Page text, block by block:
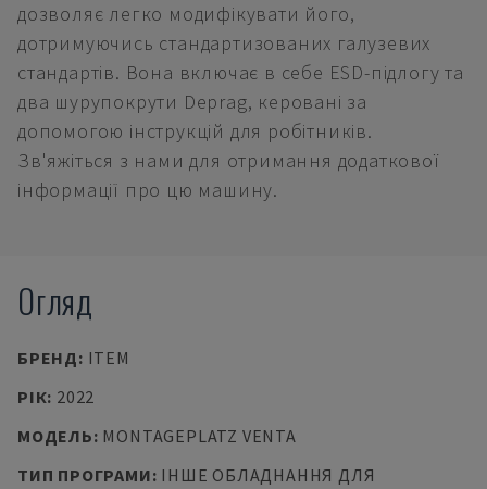
дозволяє легко модифікувати його,
дотримуючись стандартизованих галузевих
стандартів. Вона включає в себе ESD-підлогу та
два шурупокрути Deprag, керовані за
допомогою інструкцій для робітників.
Зв'яжіться з нами для отримання додаткової
інформації про цю машину.
Огляд
БРЕНД: ITEM
РІК: 2022
МОДЕЛЬ: MONTAGEPLATZ VENTA
ТИП ПРОГРАМИ: ІНШЕ ОБЛАДНАННЯ ДЛЯ